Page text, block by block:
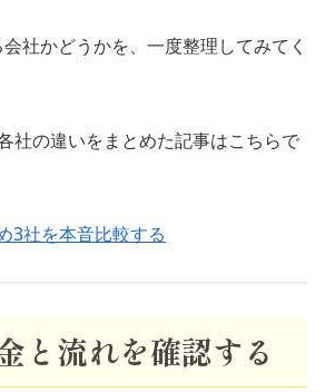
社かどうかを、一度整理してみてく
社の違いをまとめた記事はこちらで
3社を本音比較する
と流れを確認する